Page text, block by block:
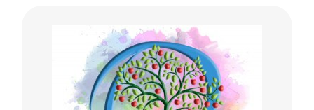
Lo yoga, la meditazione, la mindfulness, lo
yogaterapia, il rilassamento guidato sono
percorsi del Sé che ci conducono alla porta di
noi stessi.